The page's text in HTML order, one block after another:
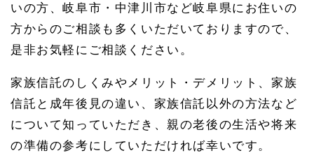
いの方、岐阜市・中津川市など岐阜県にお住いの
方からのご相談も多くいただいておりますので、
是非お気軽にご相談ください。
家族信託のしくみやメリット・デメリット、家族
信託と成年後見の違い、家族信託以外の方法など
について知っていただき、親の老後の生活や将来
の準備の参考にしていただければ幸いです。